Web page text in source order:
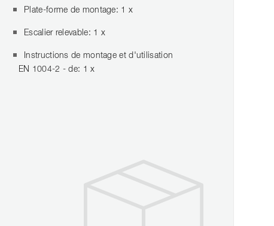
Plate-forme de montage: 1 x
Escalier relevable: 1 x
Instructions de montage et d'utilisation
EN 1004-2 - de: 1 x